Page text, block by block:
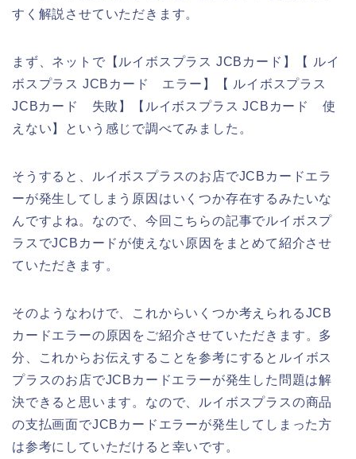
すく解説させていただきます。
まず、ネットで【ルイボスプラス JCBカード】【 ルイ
ボスプラス JCBカード エラー】【 ルイボスプラス
JCBカード 失敗】【ルイボスプラス JCBカード 使
えない】という感じで調べてみました。
そうすると、ルイボスプラスのお店でJCBカードエラ
ーが発生してしまう原因はいくつか存在するみたいな
んですよね。なので、今回こちらの記事でルイボスプ
ラスでJCBカードが使えない原因をまとめて紹介させ
ていただきます。
そのようなわけで、これからいくつか考えられるJCB
カードエラーの原因をご紹介させていただきます。多
分、これからお伝えすることを参考にするとルイボス
プラスのお店でJCBカードエラーが発生した問題は解
決できると思います。なので、ルイボスプラスの商品
の支払画面でJCBカードエラーが発生してしまった方
は参考にしていただけると幸いです。